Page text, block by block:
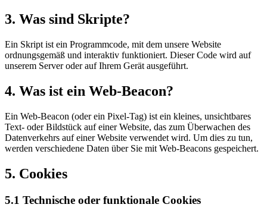
3. Was sind Skripte?
Ein Skript ist ein Programmcode, mit dem unsere Website
ordnungsgemäß und interaktiv funktioniert. Dieser Code wird auf
unserem Server oder auf Ihrem Gerät ausgeführt.
4. Was ist ein Web-Beacon?
Ein Web-Beacon (oder ein Pixel-Tag) ist ein kleines, unsichtbares
Text- oder Bildstück auf einer Website, das zum Überwachen des
Datenverkehrs auf einer Website verwendet wird. Um dies zu tun,
werden verschiedene Daten über Sie mit Web-Beacons gespeichert.
5. Cookies
5.1 Technische oder funktionale Cookies